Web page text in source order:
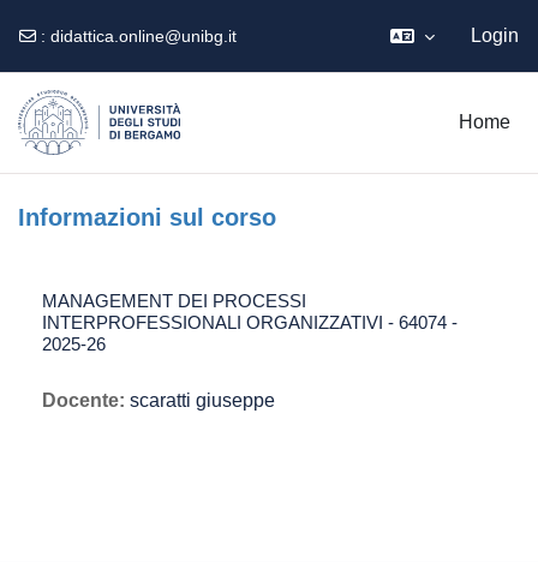
: didattica.online@unibg.it Login
Home
Informazioni sul corso
MANAGEMENT DEI PROCESSI
INTERPROFESSIONALI ORGANIZZATIVI - 64074 -
2025-26
Docente: scaratti giuseppe